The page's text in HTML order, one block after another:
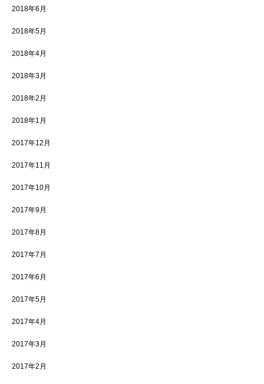
2018年6月
2018年5月
2018年4月
2018年3月
2018年2月
2018年1月
2017年12月
2017年11月
2017年10月
2017年9月
2017年8月
2017年7月
2017年6月
2017年5月
2017年4月
2017年3月
2017年2月